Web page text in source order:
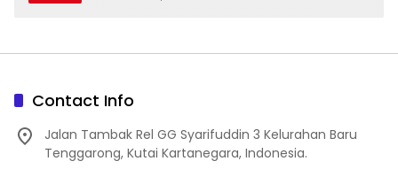
Contact Info
Jalan Tambak Rel GG Syarifuddin 3 Kelurahan Baru
Tenggarong, Kutai Kartanegara, Indonesia.